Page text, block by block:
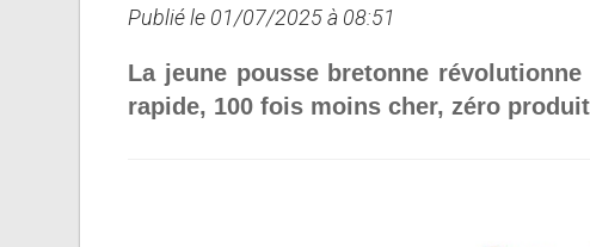
Publié le 01/07/2025 à 08:51
La jeune pousse bretonne
rapide, 100 fois moins cher, zéro